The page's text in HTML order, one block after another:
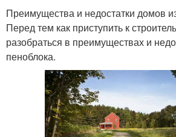
Преимущества и недостатки домов
Перед тем как приступить к
разобраться в преимуществах и
пеноблока.